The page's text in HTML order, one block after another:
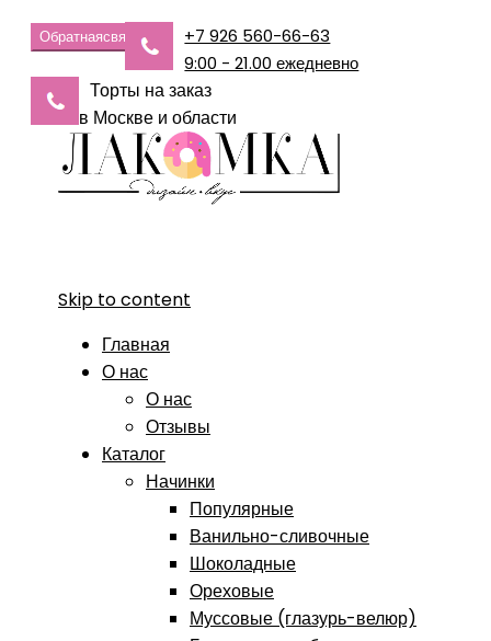
Обратнаясвязь
+7 926 560-66-63
9:00 - 21.00 ежедневно
Торты на заказ
в Москве и области
Skip to content
Главная
О нас
О нас
Отзывы
Каталог
Начинки
Популярные
Ванильно-сливочные
Шоколадные
Ореховые
Муссовые (глазурь-велюр)